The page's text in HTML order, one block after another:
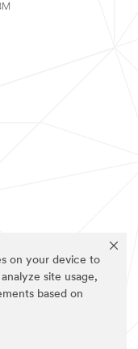
on your device to
site usage,
based on